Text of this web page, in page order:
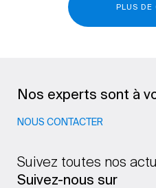
PLUS DE
Nos experts sont à
NOUS CONTACTER
Suivez toutes nos
Suivez-nous sur